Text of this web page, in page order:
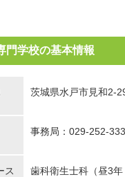
門学校の基本情報
茨城県水戸市見和2-
事務局：029-252-
ス 歯科衛生士科（昼3